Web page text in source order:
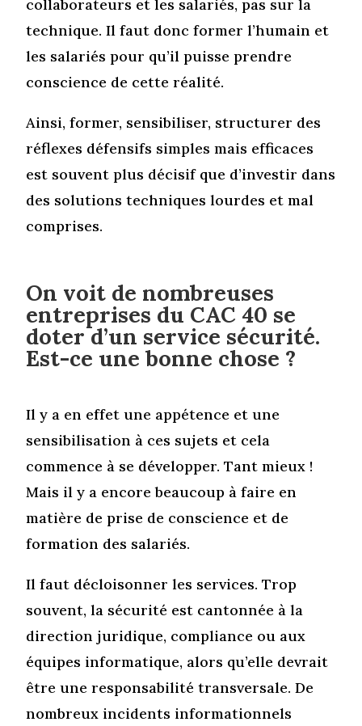
collaborateurs et les salariés, pas sur la
technique. Il faut donc former l’humain et
les salariés pour qu’il puisse prendre
conscience de cette réalité.
Ainsi, former, sensibiliser, structurer des
réflexes défensifs simples mais efficaces
est souvent plus décisif que d’investir dans
des solutions techniques lourdes et mal
comprises.
On voit de nombreuses
entreprises du CAC 40 se
doter d’un service sécurité.
Est-ce une bonne chose ?
Il y a en effet une appétence et une
sensibilisation à ces sujets et cela
commence à se développer. Tant mieux !
Mais il y a encore beaucoup à faire en
matière de prise de conscience et de
formation des salariés.
Il faut décloisonner les services. Trop
souvent, la sécurité est cantonnée à la
direction juridique, compliance ou aux
équipes informatique, alors qu’elle devrait
être une responsabilité transversale. De
nombreux incidents informationnels